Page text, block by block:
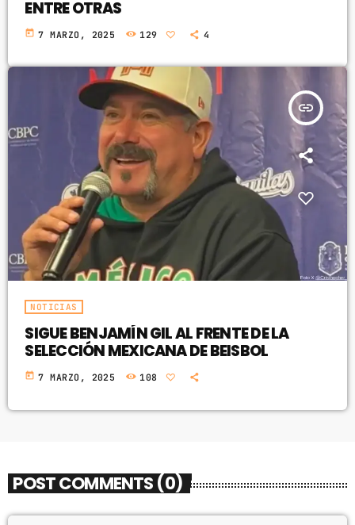
ENTRE OTRAS
today 7 MARZO, 2025 129 4
insert_link
NOTICIAS
SIGUE BENJAMÍN GIL AL FRENTE DE LA
SELECCIÓN MEXICANA DE BEISBOL
today 7 MARZO, 2025 108
POST COMMENTS (0)